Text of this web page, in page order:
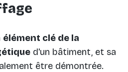
élément clé de la
d'un bâtiment, et sa
être démontrée.